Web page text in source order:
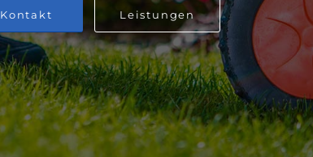
Kontakt Leistungen